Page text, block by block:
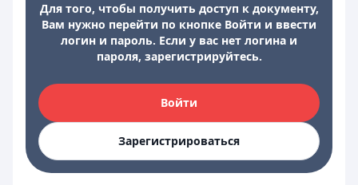
Для того, чтобы получить доступ к документу,
Вам нужно перейти по кнопке Войти и ввести
логин и пароль. Если у вас нет логина и
пароля, зарегистрируйтесь.
Войти
Зарегистрироваться